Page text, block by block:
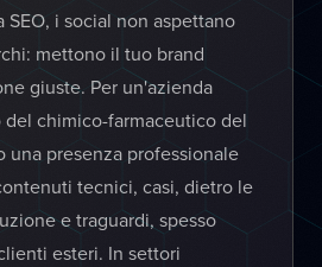
i social non aspettano
mettono il tuo brand
giuste. Per un'azienda
chimico-farmaceutico del
una presenza professionale
tecnici, casi, dietro le
e traguardi, spesso
esteri. In settori